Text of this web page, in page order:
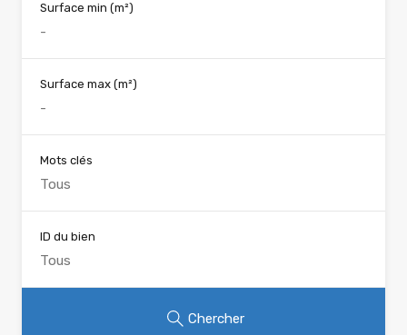
Surface min (m²)
Surface max (m²)
Mots clés
ID du bien
Chercher